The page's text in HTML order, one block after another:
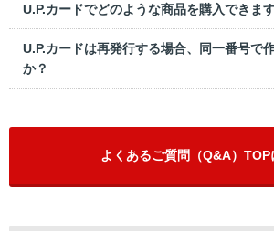
U.P.カードでどのような商品を購入できま
U.P.カードは再発行する場合、同一番号で
か？
よくあるご質問（Q&A）TOP